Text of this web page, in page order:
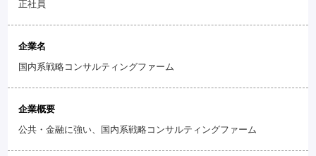
正社員
企業名
国内系戦略コンサルティングファーム
企業概要
公共・金融に強い、国内系戦略コンサルティングファーム